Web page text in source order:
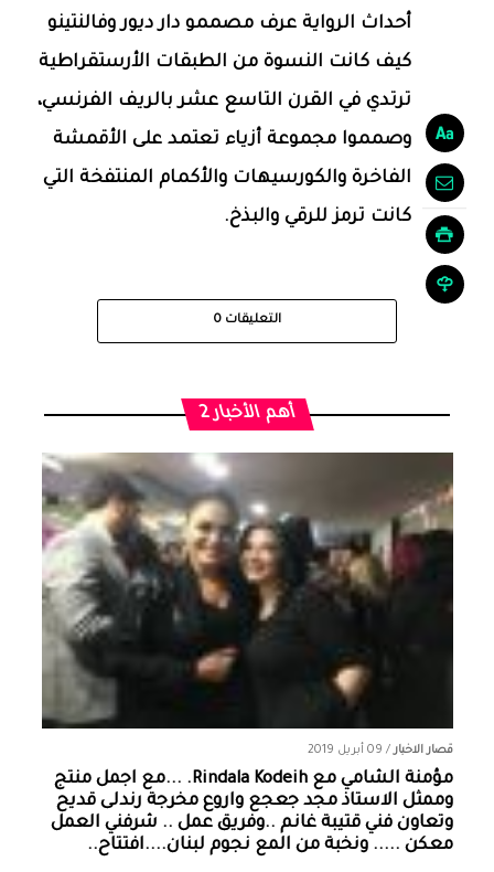
أحداث الرواية عرف مصممو دار ديور وفالنتينو
كيف كانت النسوة من الطبقات الأرستقراطية
ترتدي في القرن التاسع عشر بالريف الفرنسي،
وصمموا مجموعة أزياء تعتمد على الأقمشة
الفاخرة والكورسيهات والأكمام المنتفخة التي
كانت ترمز للرقي والبذخ.
التعليقات 0
أهم الأخبار 2
قصار الاخبار/ 09 أبريل 2019
مؤمنة الشامي‏ مع ‏‎Rindala Kodeih‎‏. ...مع اجمل منتج
وممثل الاستاذ مجد جعجع واروع مخرجة رندلى قديح
وتعاون فني قتيبة غانم ..وفريق عمل .. شرفني العمل
معكن ..... ونخبة من المع نجوم لبنان....افتتاح..